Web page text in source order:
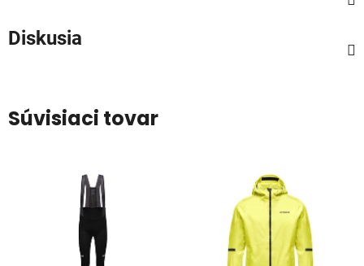
Diskusia
Súvisiaci tovar